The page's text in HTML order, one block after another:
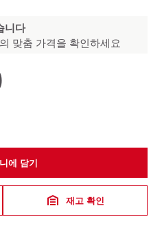
니다
맞춤 가격을 확인하세요
에 담기
재고 확인